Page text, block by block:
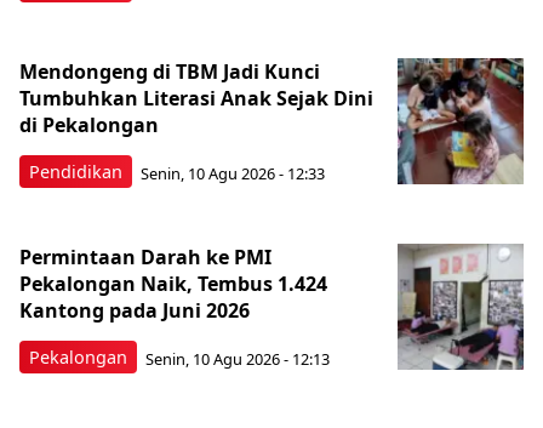
Pendidikan
Mendongeng di TBM Jadi Kunci
Tumbuhkan Literasi Anak Sejak Dini
di Pekalongan
Senin, 10 Agu 2026 - 12:33
Pekalongan
Permintaan Darah ke PMI
Pekalongan Naik, Tembus 1.424
Kantong pada Juni 2026
Senin, 10 Agu 2026 - 12:13